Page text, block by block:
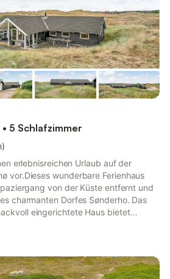
• 5 Schlafzimmer
)
erlebnisreichen Urlaub auf der
vor.Dieses wunderbare Ferienhaus
von der Küste entfernt und
charmanten Dorfes Sønderho. Das
eingerichtete Haus bietet
zu müssen. Der offene Wohn- und
mit natürlichem Licht durchflutet.
Aktivitätsraum, in dem Sie